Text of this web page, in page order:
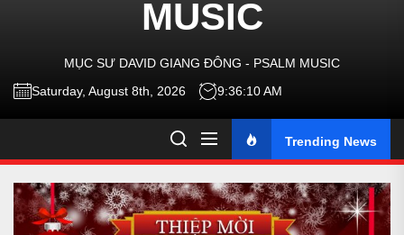
MUSIC
MỤC SƯ DAVID GIANG ĐÔNG - PSALM MUSIC
Saturday, August 8th, 2026
9:36:10 AM
Trending News